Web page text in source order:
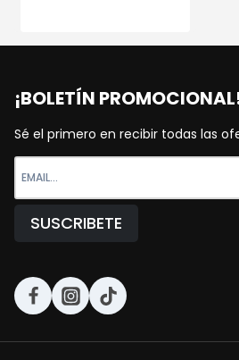
¡BOLETÍN
Sé el primero en recibir todas las